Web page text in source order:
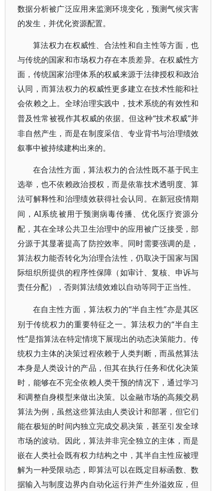
数据分析被广泛应用来监测环境变化，预测气候灾害
的发生，并优化资源配置。
算法权力在权威性、合法性和自主性等方面，也
与传统的国家和市场权力存在本质差异。在权威性方
面，传统国家治理体系的权威来源于法律授权和政治
认同，而算法权力的权威性更多建立在技术性能和社
会依赖之上。全球治理实践中，技术系统的有效性和
普及性常被视作其权威的依据。但这种“技术权威”并
非自然产生，而是在制度采信、专业背书与治理绩效
叙事中被持续建构出来的。
在合法性方面，算法权力的合法性既不基于民主
选举，也不依赖政治授权，而是依靠技术透明度、算
法可解释性和治理绩效获得社会认同。在新冠疫情期
间，AI系统被用于预测病毒传播、优化医疗资源分
配，其在全球公共卫生治理中的应用被广泛接受，部
分源于其显著提高了防控效率。同时需要强调的是，
算法权力能否转化为治理合法性，仍取决于国家与国
际组织所提供的程序性保障（如审计、复核、申诉与
责任分配），否则算法绩效难以自动等同于正当性。
在自主性方面，算法权力的“半自主性”亦是其区
别于传统权力的重要特征之一。算法权力的“半自主
性”是指算法在特定情境下展现出的动态决策能力。传
统权力主体的决策过程依赖于人类判断，而虽然算法
本身是人类设计的产品，但其在执行任务和优化决策
时，能够在不完全依赖人类干预的情况下，通过学习
和调整自身模型来做出决策。以金融市场的高频交易
算法为例，虽然这些算法由人类设计和部署，但它们
能在极短的时间内独立完成交易决策，甚至引发全球
市场的波动。因此，算法并非完全独立的主体，而是
嵌在人类社会既有权力结构之中，其半自主性应被理
解为一种受限动态，即算法可以在既定目标函数、数
据输入与制度边界内自动化运行并产生外溢效应，但